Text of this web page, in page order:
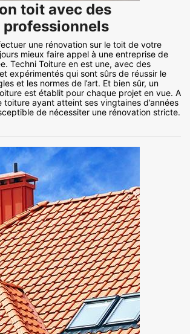
toit avec des
une rénovation sur le toit de votre
mieux faire appel à une entreprise de
Techni Toiture en est une, avec des
expérimentés qui sont sûrs de réussir le
et les normes de l’art. Et bien sûr, un
est établit pour chaque projet en vue. A
ayant atteint ses vingtaines d’années
de nécessiter une rénovation stricte.